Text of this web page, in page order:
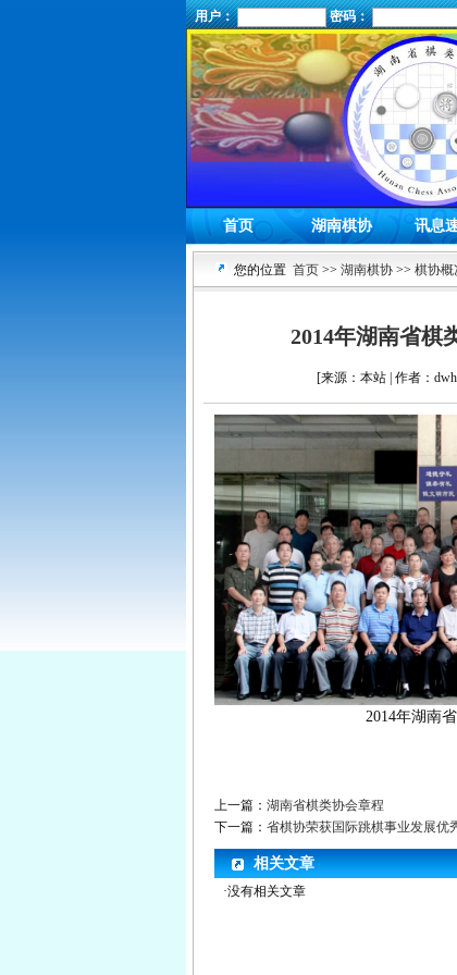
用户： 密码：
首页 湖南棋协 讯息
您的位置 首页 >> 湖南棋协 >> 棋协概
2014年湖南省棋
[来源：本站 | 作者：
2014年湖南
上一篇： 湖南省棋类协会章程
下一篇： 省棋协荣获国际跳棋事业发展优
相关文章
·没有相关文章